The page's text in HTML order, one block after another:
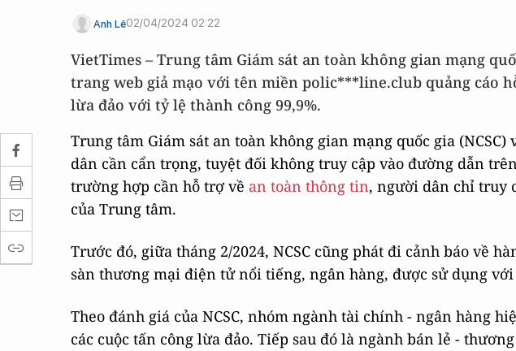
Anh Lê02/04/2024 02:22
VietTimes – Trung tâm Giám sát an toàn không gian mạng
trang web giả mạo với tên miền polic***line.club quảng cáo
lừa đảo với tỷ lệ thành công 99,9%.
Trung tâm Giám sát an toàn không gian mạng quốc gia
dân cần cẩn trọng, tuyệt đối không truy cập vào đường dẫn
trường hợp cần hỗ trợ về an toàn thông tin, người dân chỉ truy
của Trung tâm.
Trước đó, giữa tháng 2/2024, NCSC cũng phát đi cảnh báo về
sàn thương mại điện tử nổi tiếng, ngân hàng, được sử dụng
Theo đánh giá của NCSC, nhóm ngành tài chính - ngân hàng
các cuộc tấn công lừa đảo. Tiếp sau đó là ngành bán lẻ -